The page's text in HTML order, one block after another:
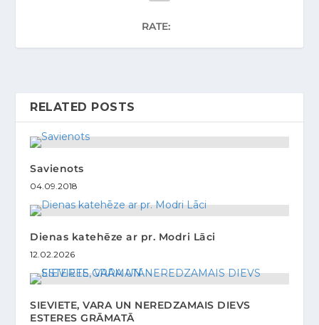
RATE:
RELATED POSTS
Savienots
04.09.2018
Dienas katehēze ar pr. Modri Lāci
12.02.2026
SIEVIETE, VARA UN NEREDZAMAIS DIEVS
ESTERES GRĀMATĀ